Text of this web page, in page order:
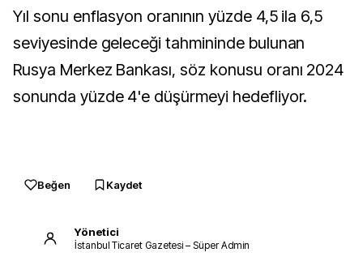
Yıl sonu enflasyon oranının yüzde 4,5 ila 6,5
seviyesinde geleceği tahmininde bulunan
Rusya Merkez Bankası, söz konusu oranı 2024
sonunda yüzde 4'e düşürmeyi hedefliyor.
Beğen Kaydet
Yönetici
İstanbul Ticaret Gazetesi – Süper Admin